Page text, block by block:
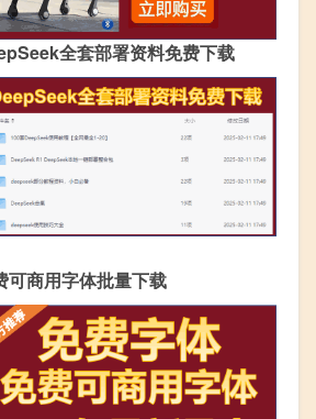
全套部署资料免费下载
可商用字体批量下载